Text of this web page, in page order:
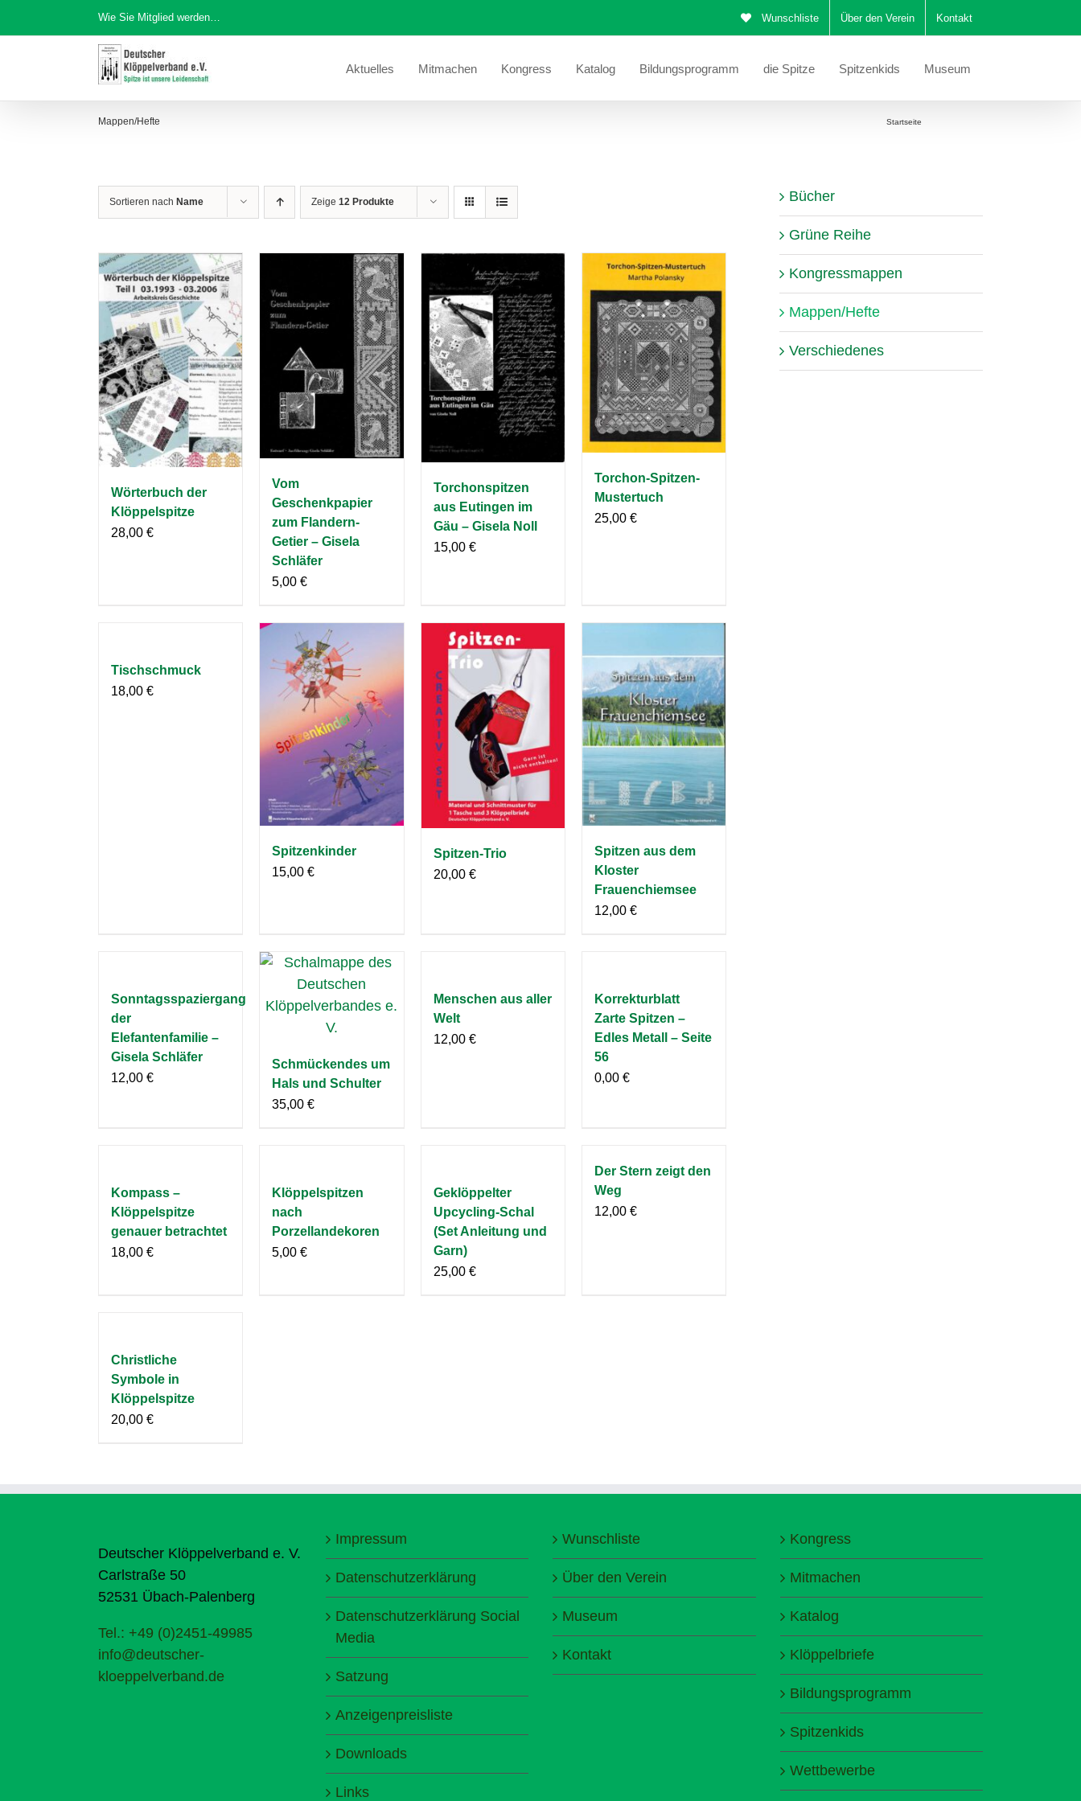
Inhalt
Wie Sie Mitglied werden… Wunschliste Über den Verein Kontakt
Aktuelles Mitmachen Kongress Katalog Bildungsprogramm die Spitze Spitzenkids Museum
Mappen/Hefte Startseite
Sortieren nach Name Zeige 12 Produkte
Wörterbuch der
Klöppelspitze
28,00 €
Vom
Geschenkpapier
zum Flandern-
Getier – Gisela
Schläfer
5,00€
Torchonspitzen
aus Eutingen im
Gäu – Gisela Noll
15,00 €
Torchon-Spitzen-
Mustertuch
25,00 €
Tischschmuck
18,00 €
Spitzenkinder
15,00€
Spitzen-Trio
20,00 €
Spitzen aus dem
Kloster
Frauenchiemsee
12,00 €
Sonntagsspaziergang
der
Elefantenfamilie –
Gisela Schläfer
12,00 €
Schmückendes um
Hals und Schulter
35,00€
Menschen aus aller
Welt
12,00 €
Korrekturblatt
Zarte Spitzen –
Edles Metall – Seite
56
0,00 €
Kompass –
Klöppelspitze
genauer betrachtet
18,00 €
Klöppelspitzen
nach
Porzellandekoren
5,00€
Geklöppelter
Upcycling-Schal
(Set Anleitung und
Garn)
25,00 €
Der Stern zeigt den
Weg
12,00 €
Christliche
Symbole in
Klöppelspitze
20,00 €
Bücher
Grüne Reihe
Kongressmappen
Mappen/Hefte
Verschiedenes
Deutscher Klöppelverband e. V.
Carlstraße 50
52531 Übach-Palenberg
Tel.: +49 (0)2451-49985
info@deutscher-
kloeppelverband.de
Impressum
Datenschutzerklärung
Datenschutzerklärung Social
Media
Satzung
Anzeigenpreisliste
Downloads
Links
Wunschliste
Über den Verein
Museum
Kontakt
Kongress
Mitmachen
Katalog
Klöppelbriefe
Bildungsprogramm
Spitzenkids
Wettbewerbe